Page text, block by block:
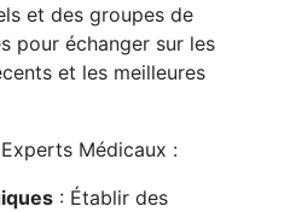
et des groupes de
pour échanger sur les
et les meilleures
Médicaux :
: Établir des